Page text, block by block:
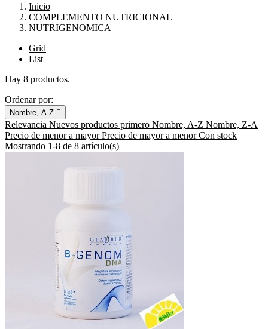
Inicio
COMPLEMENTO NUTRICIONAL
NUTRIGENOMICA
Grid
List
Hay 8 productos.
Ordenar por:
Nombre, A-Z 
Relevancia Nuevos productos primero Nombre, A-Z Nombre, Z-A
Precio de menor a mayorPrecio de mayor a menorCon stock
Mostrando 1-8 de 8 artículo(s)